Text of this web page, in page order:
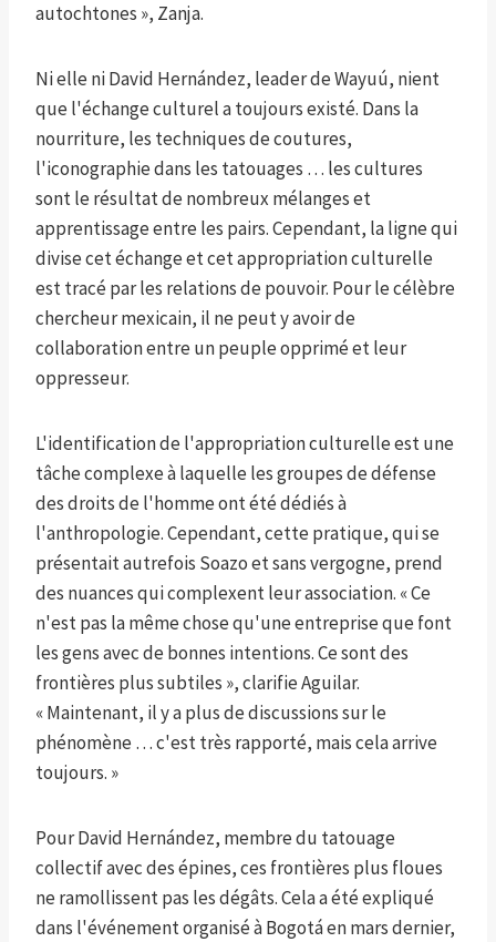
autochtones », Zanja.
Ni elle ni David Hernández, leader de Wayuú, nient
que l'échange culturel a toujours existé. Dans la
nourriture, les techniques de coutures,
l'iconographie dans les tatouages ​​… les cultures
sont le résultat de nombreux mélanges et
apprentissage entre les pairs. Cependant, la ligne qui
divise cet échange et cet appropriation culturelle
est tracé par les relations de pouvoir. Pour le célèbre
chercheur mexicain, il ne peut y avoir de
collaboration entre un peuple opprimé et leur
oppresseur.
L'identification de l'appropriation culturelle est une
tâche complexe à laquelle les groupes de défense
des droits de l'homme ont été dédiés à
l'anthropologie. Cependant, cette pratique, qui se
présentait autrefois Soazo et sans vergogne, prend
des nuances qui complexent leur association. « Ce
n'est pas la même chose qu'une entreprise que font
les gens avec de bonnes intentions. Ce sont des
frontières plus subtiles », clarifie Aguilar.
« Maintenant, il y a plus de discussions sur le
phénomène … c'est très rapporté, mais cela arrive
toujours. »
Pour David Hernández, membre du tatouage
collectif avec des épines, ces frontières plus floues
ne ramollissent pas les dégâts. Cela a été expliqué
dans l'événement organisé à Bogotá en mars dernier,